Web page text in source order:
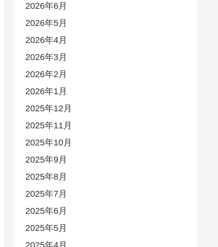
2026年6月
2026年5月
2026年4月
2026年3月
2026年2月
2026年1月
2025年12月
2025年11月
2025年10月
2025年9月
2025年8月
2025年7月
2025年6月
2025年5月
2025年4月